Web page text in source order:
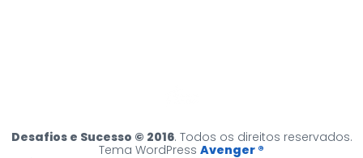
Desafios e Sucesso © 2016. Todos os direitos reservados.
Tema WordPress Avenger ®